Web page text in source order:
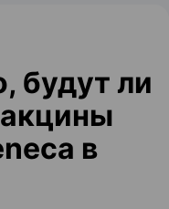
будут ли
в